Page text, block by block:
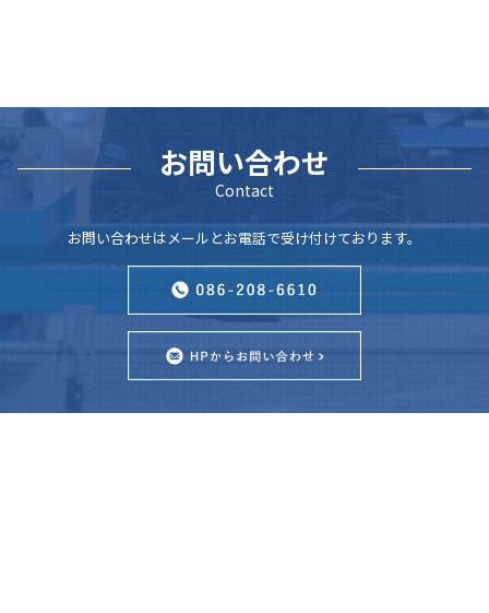
お問い合わせ
Contact
お問い合わせはメールとお電話で受け付けております。